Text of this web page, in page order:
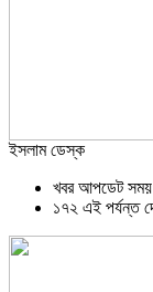
ইসলাম ডেস্ক
খবর আপডেট
১৭২ এই পর্যন্ত